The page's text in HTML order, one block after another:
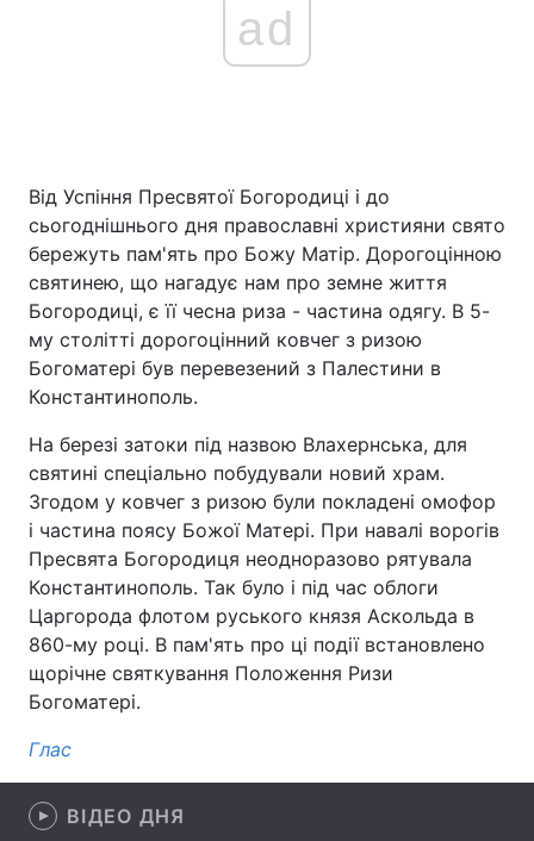
Головна Війна
Україна Політика
Спорт Наука
Техно і зв'язок Лайт
Інциденти
Здоров'я Туризм
Цікавинки Погода
Лонгріди
ad
Від Успіння Пресвятої Богородиці і до
сьогоднішнього дня православні християни свято
бережуть пам'ять про Божу Матір. Дорогоцінною
святинею, що нагадує нам про земне життя
Богородиці, є її чесна риза - частина одягу. В 5-
му столітті дорогоцінний ковчег з ризою
Богоматері був перевезений з Палестини в
Константинополь.
На березі затоки під назвою Влахернська, для
святині спеціально побудували новий храм.
Згодом у ковчег з ризою були покладені омофор
і частина поясу Божої Матері. При навалі ворогів
Пресвята Богородиця неодноразово рятувала
Константинополь. Так було і під час облоги
Царгорода флотом руського князя Аскольда в
860-му році. В пам'ять про ці події встановлено
щорічне святкування Положення Ризи
Богоматері.
Глас
ВІДЕО ДНЯ